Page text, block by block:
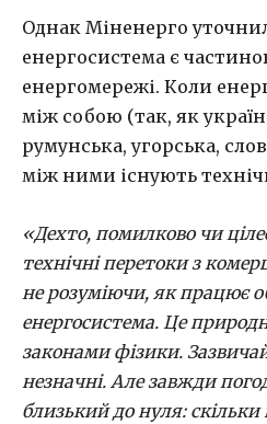
Однак Міненерго
енергосистема є
енергомережі. Коли
між собою (так, як
румунська, угорська,
між ними існують
«Дехто, помилково чи
технічні перетоки з
не розуміючи, як працює
енергосистема. Це
законами фізики.
незначні. Але завжди
близький до нуля: